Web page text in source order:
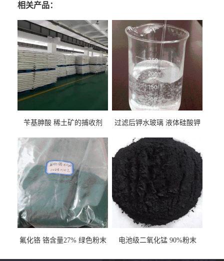
相关产品：
苄基胂酸 稀土矿的捕收剂 过滤后钾水玻璃 液体硅酸钾
氟化铬 铬含量27% 绿色粉末 电池级二氧化锰 90%粉末